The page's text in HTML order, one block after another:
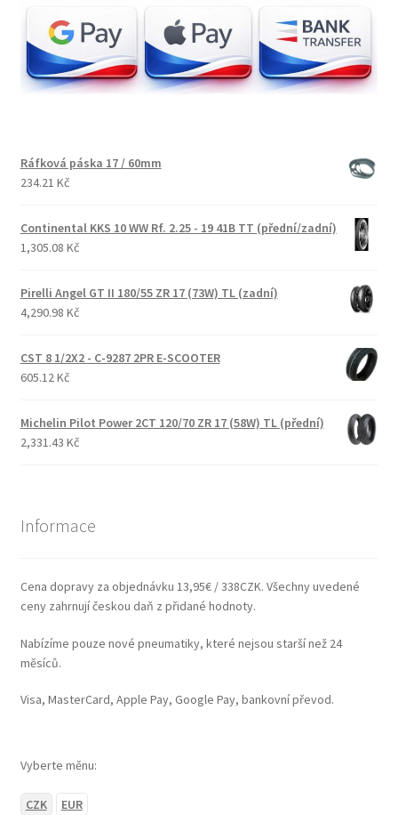
Ráfková páska 17 / 60mm
234.21 Kč
Continental KKS 10 WW Rf. 2.25 - 19 41B TT (přední/zadní)
1,305.08 Kč
Pirelli Angel GT II 180/55 ZR 17 (73W) TL (zadní)
4,290.98 Kč
CST 8 1/2X2 - C-9287 2PR E-SCOOTER
605.12 Kč
Michelin Pilot Power 2CT 120/70 ZR 17 (58W) TL (přední)
2,331.43 Kč
Informace
Cena dopravy za objednávku 13,95€ / 338CZK. Všechny uvedené
ceny zahrnují českou daň z přidané hodnoty.
Nabízíme pouze nové pneumatiky, které nejsou starší než 24
měsíců.
Visa, MasterCard, Apple Pay, Google Pay, bankovní převod.
Vyberte měnu:
CZK EUR